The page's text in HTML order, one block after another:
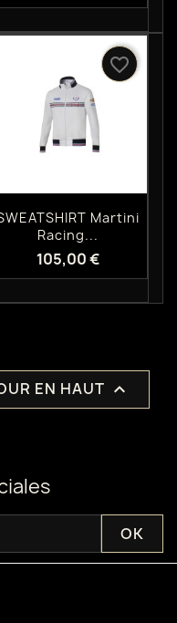
Aperçu rapide
Martini
Racing...
105,00 €
favorite_border
EN HAUT 